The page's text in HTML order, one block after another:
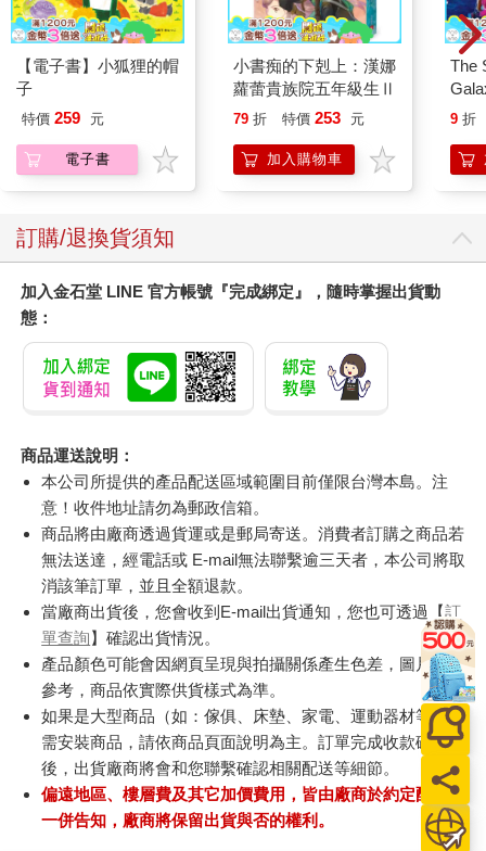
【電子書】小狐狸的帽
子
特價 259 元
電子書
小書痴的下剋上：漢娜
蘿蕾貴族院五年級生Ⅱ
79 折 特價 253 元
加入購物車
The
9 折
訂購/退換貨須知
加入金石堂 LINE 官方帳號『完成綁定』，隨時掌握出貨動
態：
商品運送說明：
本公司所提供的產品配送區域範圍目前僅限台灣本島。注
意！收件地址請勿為郵政信箱。
商品將由廠商透過貨運或是郵局寄送。消費者訂購之商品若
無法送達，經電話或 E-mail無法聯繫逾三天者，本公司將取
消該筆訂單，並且全額退款。
當廠商出貨後，您會收到E-mail出貨通知，您也可透過【訂
單查詢】確認出貨情況。
產品顏色可能會因網頁呈現與拍攝關係產生色差，圖片僅供
參考，商品依實際供貨樣式為準。
如果是大型商品（如：傢俱、床墊、家電、運動器材等）及
需安裝商品，請依商品頁面說明為主。訂單完成收款確認
後，出貨廠商將會和您聯繫確認相關配送等細節。
偏遠地區、樓層費及其它加價費用，皆由廠商於約定配送時
一併告知，廠商將保留出貨與否的權利。